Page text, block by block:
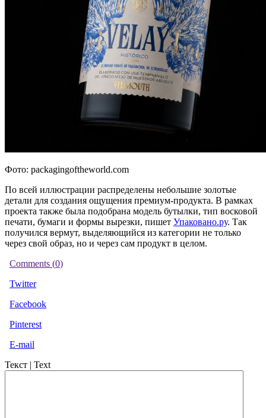
Фото: packagingoftheworld.com
По всей иллюстрации распределены небольшие золотые
детали для создания ощущения премиум-продукта. В рамках
проекта также была подобрана модель бутылки, тип восковой
печати, бумаги и формы вырезки, пишет Упаковано.ру. Так
получился вермут, выделяющийся из категории не только
через свой образ, но и через сам продукт в целом.
Comments (0)
Twitter
Facebook
Pinterest
E-mail
Текст | Text